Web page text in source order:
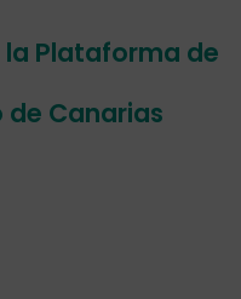
Plataforma de
Canarias